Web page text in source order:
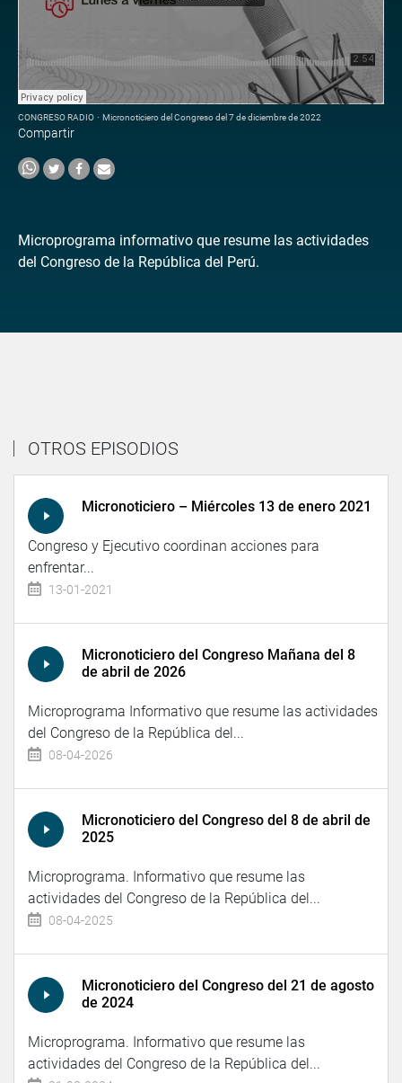
CONGRESO RADIO · Micronoticiero del Congreso del 7 de diciembre de 2022
Compartir
Microprograma informativo que resume las actividades
del Congreso de la República del Perú.
OTROS EPISODIOS
Micronoticiero – Miércoles 13 de enero 2021
Congreso y Ejecutivo coordinan acciones para
enfrentar...
13-01-2021
Micronoticiero del Congreso Mañana del 8
de abril de 2026
Microprograma Informativo que resume las actividades
del Congreso de la República del...
08-04-2026
Micronoticiero del Congreso del 8 de abril de
2025
Microprograma. Informativo que resume las
actividades del Congreso de la República del...
08-04-2025
Micronoticiero del Congreso del 21 de agosto
de 2024
Microprograma. Informativo que resume las
actividades del Congreso de la República del...